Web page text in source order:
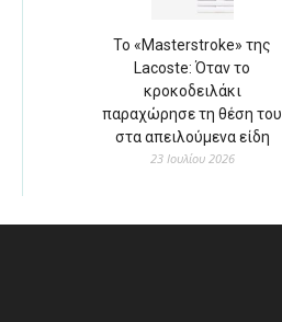
Το «Masterstroke» της
Lacoste: Όταν το
κροκοδειλάκι
παραχώρησε τη θέση του
στα απειλούμενα είδη
23 Ιουλίου 2026